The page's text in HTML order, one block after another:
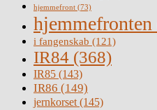
hjemmefront (73)
hjemmefronten
i fangenskab (121)
IR84 (368)
IR85 (143)
IR86 (149)
jernkorset(145)